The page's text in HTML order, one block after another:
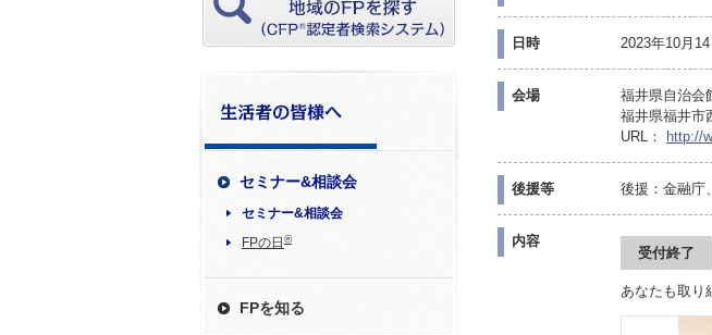
セミナー&相談会
セミナー&相談会
FPの日 ®
FPを知る
日時 2023年10月
会場
福井県自治会
福井県福井市
URL：
http://
後援等 後援：金融庁
内容
受付終了
あなたも取り